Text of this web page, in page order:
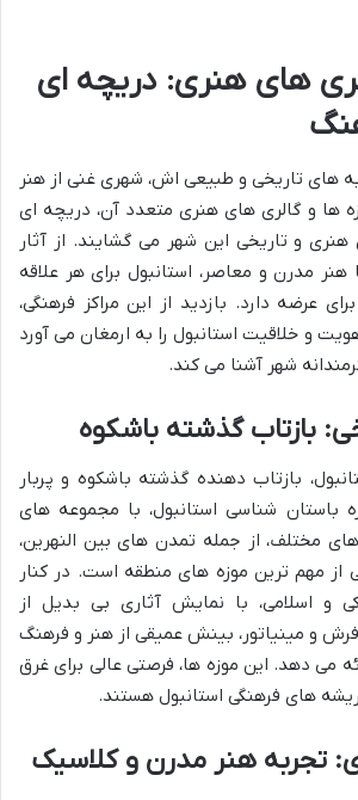
های هنری: دریچه ای
های تاریخی و طبیعی اش، شهری غنی از هنر
ها و گالری های هنری متعدد آن، دریچه ای
و تاریخی این شهر می گشایند. از آثار
هنر مدرن و معاصر، استانبول برای هر علاقه
عرضه دارد. بازدید از این مراکز فرهنگی،
و خلاقیت استانبول را به ارمغان می آورد
شهر آشنا می کند.
بازتاب گذشته باشکوه
بازتاب دهنده گذشته باشکوه و پربار
باستان شناسی استانبول، با مجموعه های
مختلف، از جمله تمدن های بین النهرین،
از مهم ترین موزه های منطقه است. در کنار
و اسلامی، با نمایش آثاری بی بدیل از
و مینیاتور، بینش عمیقی از هنر و فرهنگ
می دهد. این موزه ها، فرصتی عالی برای غرق
های فرهنگی استانبول هستند.
تجربه هنر مدرن و کلاسیک